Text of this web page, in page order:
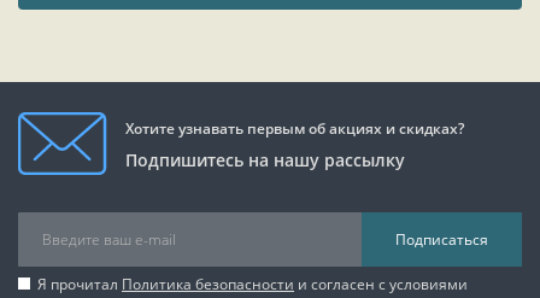
Хотите узнавать первым об акциях и скидках?
Подпишитесь на нашу рассылку
Подписаться
Я прочитал Политика безопасности и согласен с условиями